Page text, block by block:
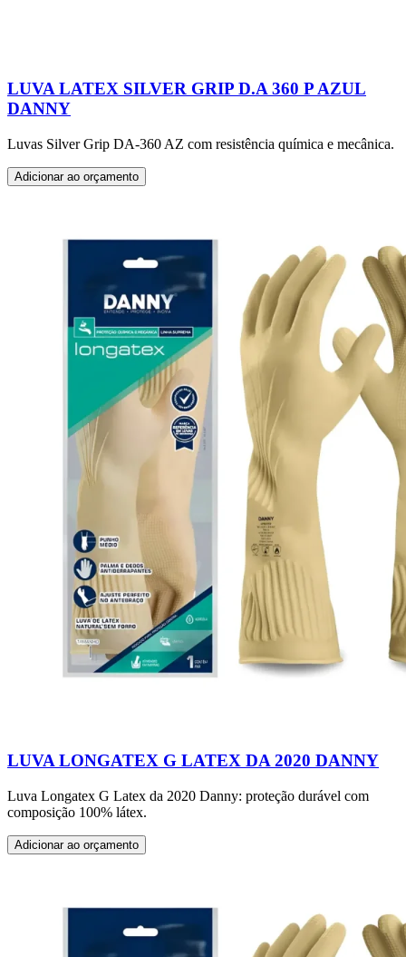
LUVA LATEX SILVER GRIP D.A 360 P AZUL
DANNY
Luvas Silver Grip DA-360 AZ com resistência química e mecânica.
Adicionar ao orçamento
LUVA LONGATEX G LATEX DA 2020 DANNY
Luva Longatex G Latex da 2020 Danny: proteção durável com
composição 100% látex.
Adicionar ao orçamento